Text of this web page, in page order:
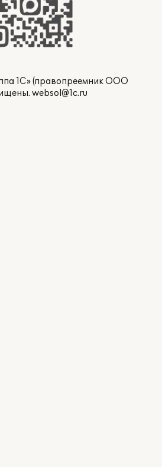
1С» (правопреемник ООО
websol@1c.ru